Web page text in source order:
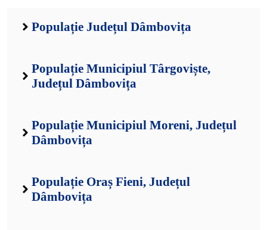
Populație Județul Dâmbovița
Populație Municipiul Târgoviște,
Județul Dâmbovița
Populație Municipiul Moreni, Județul
Dâmbovița
Populație Oraș Fieni, Județul
Dâmbovița